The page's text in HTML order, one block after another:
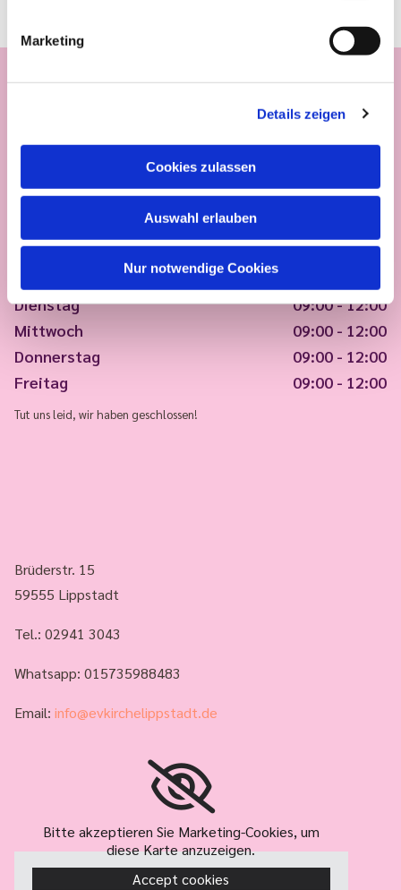
Marketing
Details zeigen
Cookies zulassen
Auswahl erlauben
Nur notwendige Cookies
Dienstag
09:00 - 12:00
Mittwoch
09:00 - 12:00
Donnerstag
09:00 - 12:00
Freitag
09:00 - 12:00
Tut uns leid, wir haben geschlossen!
Brüderstr. 15
59555 Lippstadt
Tel.: 02941 3043
Whatsapp: 015735988483
Email: info@evkirchelippstadt.de
Bitte akzeptieren Sie Marketing-Cookies, um
diese Karte anzuzeigen.
Accept cookies